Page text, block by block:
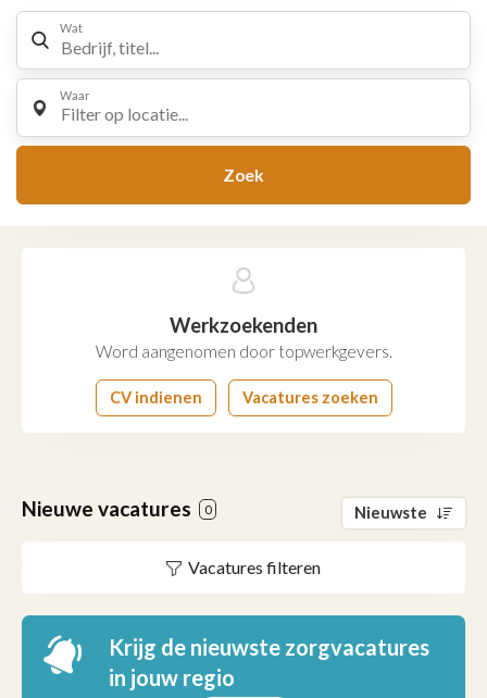
Wat
Waar
Filter op locatie...
Zoek
Werkzoekenden
Word aangenomen door topwerkgevers.
CV indienen Vacatures zoeken
Nieuwe vacatures 0 Nieuwste
Vacatures filteren
Krijg de nieuwste zorgvacatures
in jouw regio